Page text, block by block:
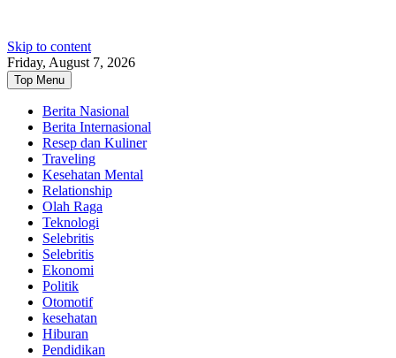
Skip to content
Friday, August 7, 2026
Top Menu
Berita Nasional
Berita Internasional
Resep dan Kuliner
Traveling
Kesehatan Mental
Relationship
Olah Raga
Teknologi
Selebritis
Selebritis
Ekonomi
Politik
Otomotif
kesehatan
Hiburan
Pendidikan